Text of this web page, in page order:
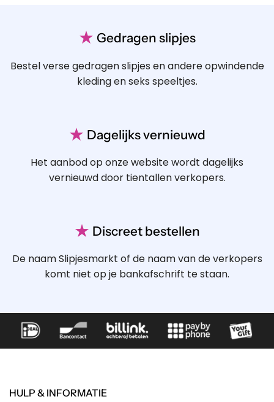
★ Gedragen slipjes
Bestel verse gedragen slipjes en andere opwindende
kleding en seks speeltjes.
★ Dagelijks vernieuwd
Het aanbod op onze website wordt dagelijks
vernieuwd door tientallen verkopers.
★ Discreet bestellen
De naam Slipjesmarkt of de naam van de verkopers
komt niet op je bankafschrift te staan.
HULP & INFORMATIE